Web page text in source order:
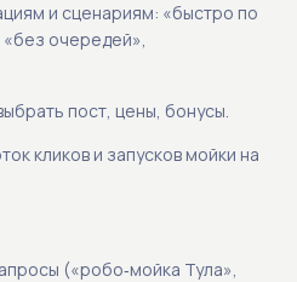
и сценариям: «быстро по
«без очередей»,
пост, цены, бонусы.
кликов и запусков мойки на
(«робо‑мойка Тула»,